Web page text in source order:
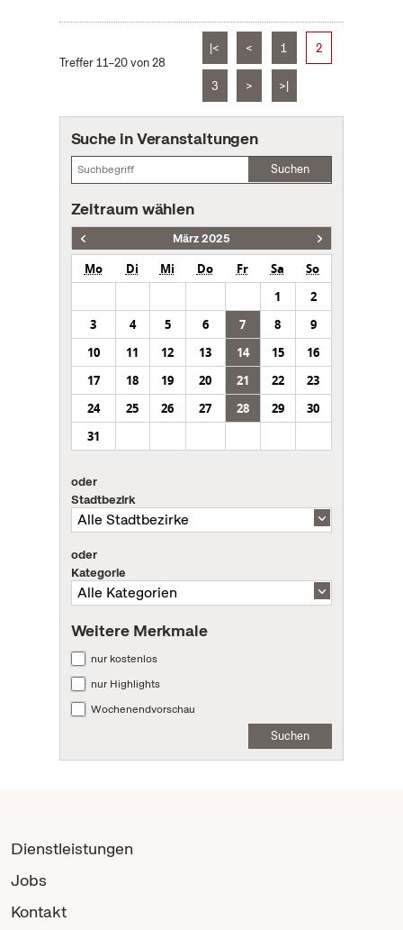
Treffer 11–20 von 28
|< < 1 2
3 > >|
Suche in Veranstaltungen
Suchen
Zeitraum wählen
März 2025
Mo Di Mi Do Fr Sa
So
1
2
3
4 5 6 7 8
9
10
11 12 13 14 15
16
17
18 19 20 21 22
23
24
25 26 27 28 29
30
31
oder
Stadtbezirk
oder
Kategorie
Weitere Merkmale
nur kostenlos
nur Highlights
Wochenendvorschau
Suchen
Dienstleistungen
Jobs
Kontakt